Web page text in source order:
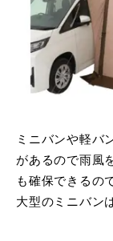
ミニバンや軽バ
があるので雨風
も確保できるの
大型のミニバン